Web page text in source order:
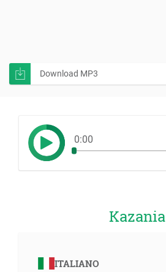
Download MP3
0:00
Kazania
ITALIANO